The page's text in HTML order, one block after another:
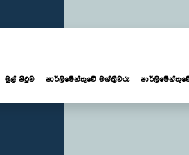
මුල් පිටුව පාර්ලි‌මේන්තුවේ මන්ත්‍රීවරු